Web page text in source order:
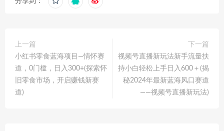
上一篇
小红书零食蓝海项目—情怀赛
道，0门槛，日入300+(探索怀
旧零食市场，开启赚钱新赛
道)
下一篇
视频号直播新玩法新手流量扶
持小白轻松上手日入600＋(揭
秘2024年最新蓝海风口赛道
——视频号直播新玩法)